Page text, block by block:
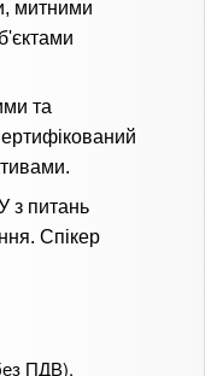
митними
та
з питань
Спікер
ПДВ).